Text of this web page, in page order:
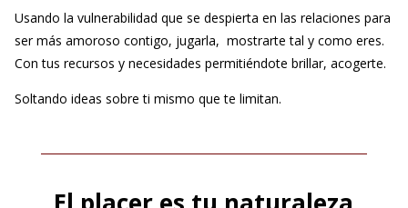
Usando la vulnerabilidad que se despierta en las relaciones para
ser más amoroso contigo, jugarla, mostrarte tal y como eres.
Con tus recursos y necesidades permitiéndote brillar, acogerte.
Soltando ideas sobre ti mismo que te limitan.